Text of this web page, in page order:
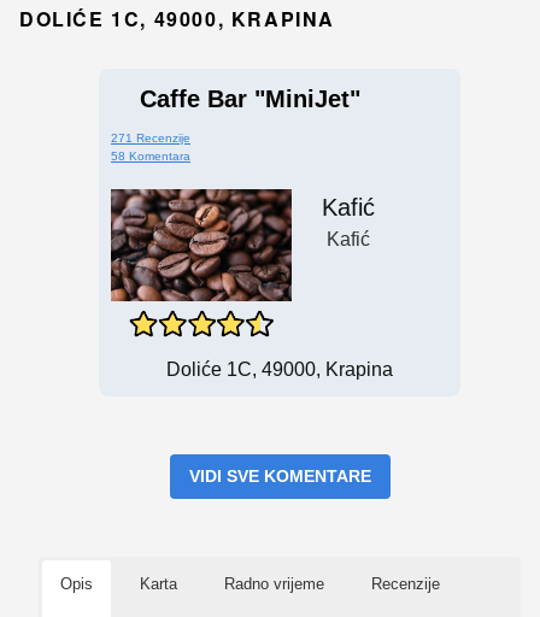
DOLIĆE 1C, 49000, KRAPINA
Caffe Bar "MiniJet"
271 Recenzije
58 Komentara
Kafić
Kafić
Doliće 1C, 49000, Krapina
VIDI SVE KOMENTARE
Opis Karta Radno vrijeme Recenzije